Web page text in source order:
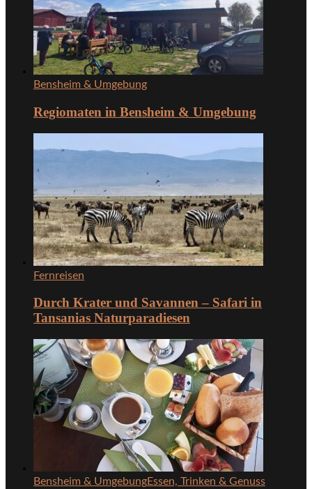
Bensheim & Umgebung
Regiomaten in Bensheim & Umgebung
Fernreisen
Durch Krater und Savannen – Safari in
Tansanias Naturparadiesen
Bensheim & UmgebungEssen, Trinken & Genuss